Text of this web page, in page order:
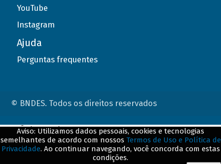
YouTube
Instagram
Ajuda
Perguntas frequentes
© BNDES. Todos os direitos reservados
Aviso: Utilizamos dados pessoais, cookies e tecnologias
semelhantes de acordo com nossos Termos de Uso e Política de
Privacidade. Ao continuar navegando, você concorda com estas
condições.
ConteÃºdo complementar
${title}${badge}